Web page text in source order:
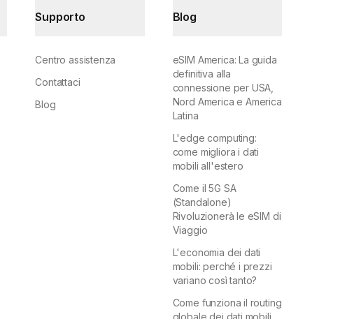
Supporto
Centro assistenza
Contattaci
Blog
Blog
eSIM America: La guida
definitiva alla
connessione per USA,
Nord America e America
Latina
L'edge computing:
come migliora i dati
mobili all'estero
Come il 5G SA
(Standalone)
Rivoluzionerà le eSIM di
Viaggio
L'economia dei dati
mobili: perché i prezzi
variano così tanto?
Come funziona il routing
globale dei dati mobili